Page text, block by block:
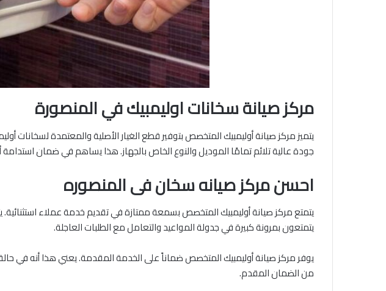
مركز صيانة سخانات اوليمبيك في المنصورة
يتميز مركز صيانة أوليمبيك المتخصص بتوفير قطع الغيار الأصلية والمعتمدة لسخانات
جودة عالية تلائم تمامًا الموديل والنوع الخاص بالجهاز. هذا يساهم في ضمان
احسن مركز صيانه سخان فى المنصوره
يتمتع مركز صيانة أوليمبيك المتخصص بسمعة ممتازة في تقديم خدمة عملاء استثنائية.
يتمتعون بمرونة كبيرة في جدولة المواعيد والتعامل مع الطلبات العاجلة.
يوفر مركز صيانة أوليمبيك المتخصص ضماناً على الخدمة المقدمة. يعني هذا أنه في
من الضمان المقدم.